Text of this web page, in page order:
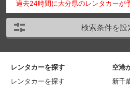
過去24時間に大分県のレンタカーが
検索条件を設
レンタカーを探す
レンタカーを探す
空港
新千